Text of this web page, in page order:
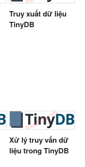
Truy xuất dữ liệu
TinyDB
Xử lý truy vấn dữ
liệu trong TinyDB